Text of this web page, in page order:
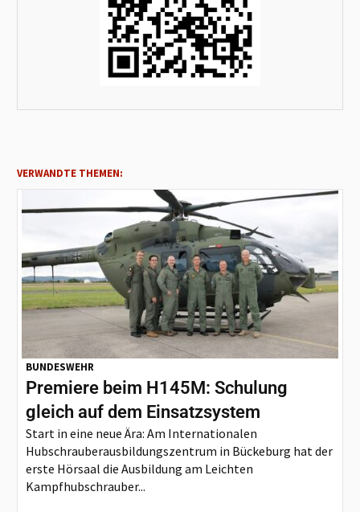
VERWANDTE THEMEN:
BUNDESWEHR
Premiere beim H145M: Schulung
gleich auf dem Einsatzsystem
Start in eine neue Ära: Am Internationalen
Hubschrauberausbildungszentrum in Bückeburg hat der
erste Hörsaal die Ausbildung am Leichten
Kampfhubschrauber...